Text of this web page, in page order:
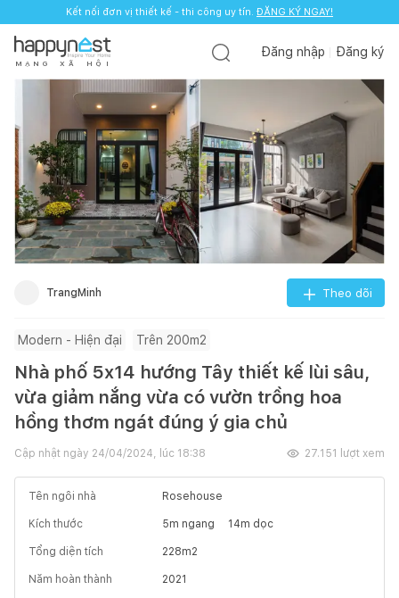
Kết nối đơn vị thiết kế - thi công uy tín. ĐĂNG KÝ NGAY!
M Ạ N G X Ã H Ộ I
Đăng nhập Đăng ký
TrangMinh Theo dõi
Modern - Hiện đại Trên 200m2
Nhà phố 5x14 hướng Tây thiết kế lùi sâu,
vừa giảm nắng vừa có vườn trồng hoa
hồng thơm ngát đúng ý gia chủ
Cập nhật ngày 24/04/2024, lúc 18:38 27.151 lượt xem
Tên ngôi nhà Rosehouse
Kích thước 5m ngang 14m dọc
Tổng diện tích 228m2
Năm hoàn thành 2021